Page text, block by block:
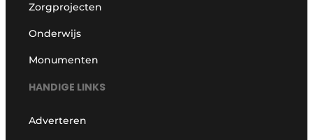
Zorgprojecten
Onderwijs
Monumenten
HANDIGE LINKS
Adverteren